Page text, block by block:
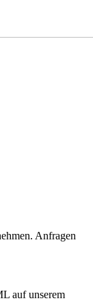
Anfragen
auf unserem